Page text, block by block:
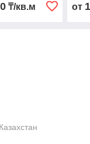
₸/кв.м от